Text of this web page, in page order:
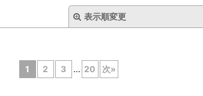
表示順変更
1 2 3 ... 20 次»